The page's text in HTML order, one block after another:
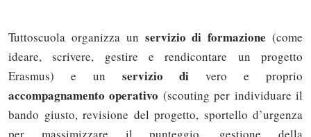
Tuttoscuola organizza un servizio di formazione (come
ideare, scrivere, gestire e rendicontare un progetto
Erasmus) e un servizio di vero e proprio
accompagnamento operativo (scouting per individuare il
bando giusto, revisione del progetto, sportello d’urgenza